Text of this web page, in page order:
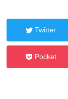
Twitter
Pocket